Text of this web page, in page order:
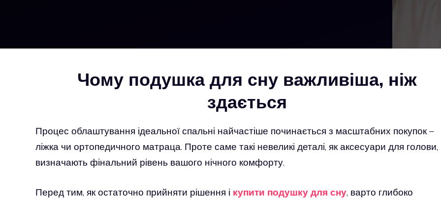
Чому подушка для сну важливіша, ніж
здається
Процес облаштування ідеальної спальні найчастіше починається з масштабних покупок –
ліжка чи ортопедичного матраца. Проте саме такі невеликі деталі, як аксесуари для голови,
визначають фінальний рівень вашого нічного комфорту.
Перед тим, як остаточно прийняти рішення і купити подушку для сну, варто глибоко